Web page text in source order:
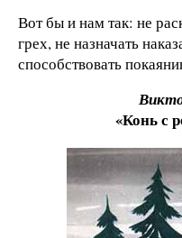
Вот бы и нам так: не
грех, не назначать
способствовать
«Конь с